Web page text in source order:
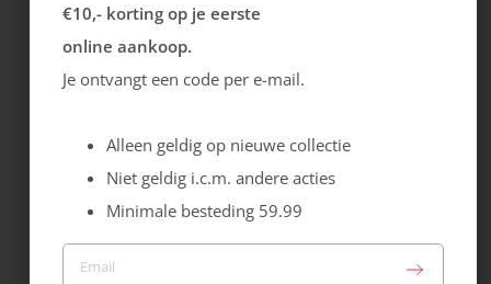
Bergal Pedag
19.99
€10,- korting op je eerste
online aankoop.
Je ontvangt een code per e-mail.
Alleen geldig op nieuwe collectie
Niet geldig i.c.m. andere acties
Minimale besteding 59.99